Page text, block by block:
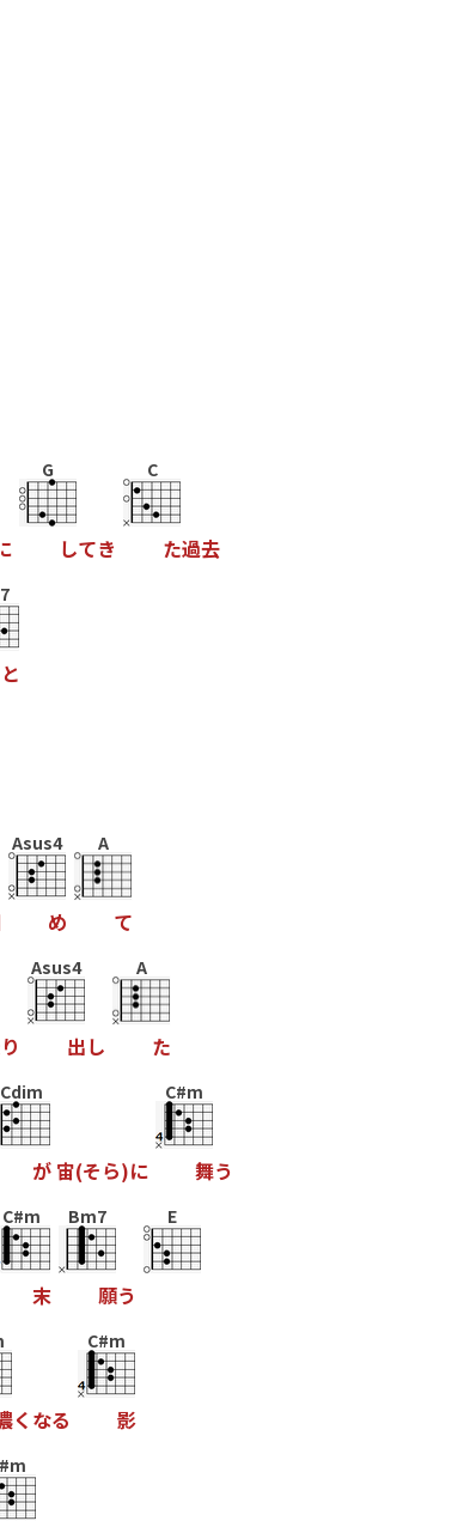
G
してき
C
た過去
と
Asus4
め
A
て
り
Asus4
出し
A
た
Cdim
が 宙(そら)に
C#m
舞う
C#m
末
Bm7
願う
E
く なる
C#m
影